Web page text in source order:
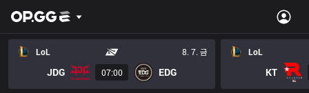
LoL 8. 7. 금
JDG 07:00 EDG
LoL
KT